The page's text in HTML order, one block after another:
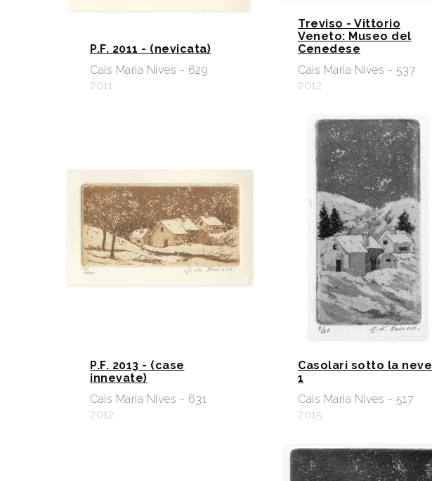
P.F. 2011 - (nevicata)
Cais Maria Nives - 629
2011
Treviso - Vittorio
Veneto: Museo del
Cenedese
Cais Maria Nives - 537
2012
P.F. 2013 - (case
innevate)
Cais Maria Nives - 631
2012
Casolari sotto la neve
1
Cais Maria Nives - 517
2015